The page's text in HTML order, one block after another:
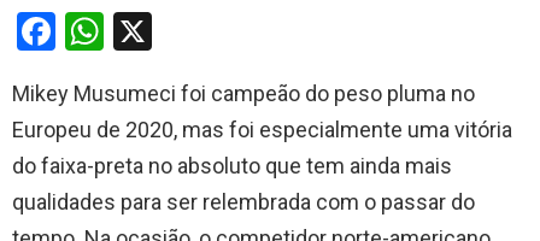
F
ce
b
o
o
W
at
s
A
p
Mikey Musumeci foi campeão do peso pluma no
Europeu de 2020, mas foi especialmente uma vitória
do faixa-preta no absoluto que tem ainda mais
qualidades para ser relembrada com o passar do